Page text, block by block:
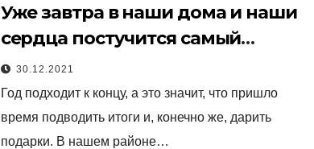
Уже завтра в наши дома и наши
сердца постучится самый
волшебный праздник Новый
Год.
30.12.2021
Год подходит к концу, а это значит, что пришло
время подводить итоги и, конечно же, дарить
подарки. В нашем районе…